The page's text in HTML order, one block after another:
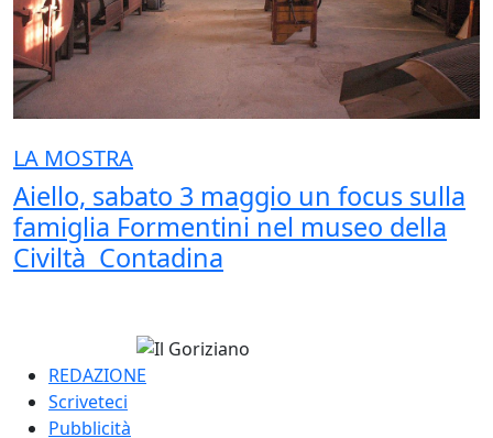
LA MOSTRA
Aiello, sabato 3 maggio un focus sulla
famiglia Formentini nel museo della
Civiltà Contadina
REDAZIONE
Scriveteci
Pubblicità